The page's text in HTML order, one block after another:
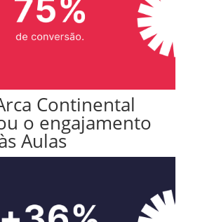
Continental
o engajamento
Aulas